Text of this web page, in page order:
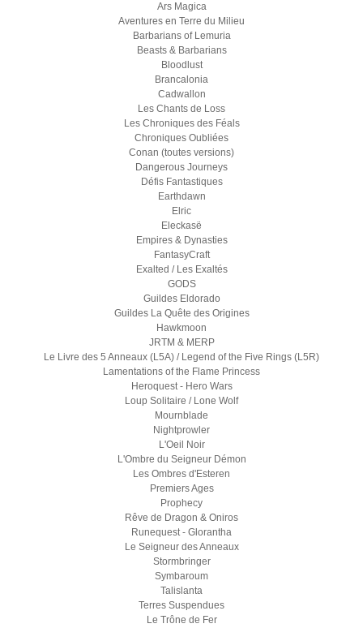
Ars Magica
Aventures en Terre du Milieu
Barbarians of Lemuria
Beasts & Barbarians
Bloodlust
Brancalonia
Cadwallon
Les Chants de Loss
Les Chroniques des Féals
Chroniques Oubliées
Conan (toutes versions)
Dangerous Journeys
Défis Fantastiques
Earthdawn
Elric
Eleckasë
Empires & Dynasties
FantasyCraft
Exalted / Les Exaltés
GODS
Guildes Eldorado
Guildes La Quête des Origines
Hawkmoon
JRTM & MERP
Le Livre des 5 Anneaux (L5A) / Legend of the Five Rings (L5R)
Lamentations of the Flame Princess
Heroquest - Hero Wars
Loup Solitaire / Lone Wolf
Mournblade
Nightprowler
L'Oeil Noir
L'Ombre du Seigneur Démon
Les Ombres d'Esteren
Premiers Ages
Prophecy
Rêve de Dragon & Oniros
Runequest - Glorantha
Le Seigneur des Anneaux
Stormbringer
Symbaroum
Talislanta
Terres Suspendues
Le Trône de Fer